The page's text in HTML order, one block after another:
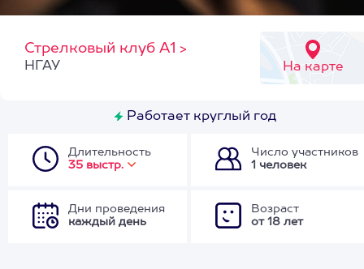
Стрелковый клуб А1 >
На карте
НГАУ
Работает круглый год
Длительность
35 выстр.
Число участников
1 человек
Дни проведения
каждый день
Возраст
от 18 лет